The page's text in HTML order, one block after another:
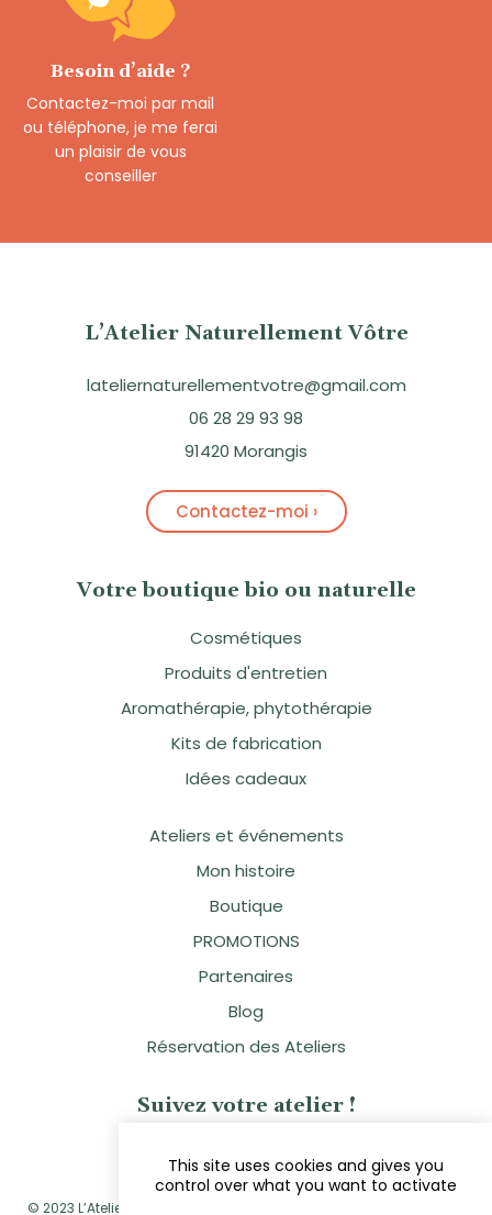
Besoin d’aide ?
Contactez-moi par mail
ou téléphone, je me ferai
un plaisir de vous
conseiller
L’Atelier Naturellement Vôtre
lateliernaturellementvotre@gmail.com
06 28 29 93 98
91420 Morangis
Contactez-moi ›
Votre boutique bio ou naturelle
Cosmétiques
Produits d'entretien
Aromathérapie, phytothérapie
Kits de fabrication
Idées cadeaux
Ateliers et événements
Mon histoire
Boutique
PROMOTIONS
Partenaires
Blog
Réservation des Ateliers
Suivez votre atelier !
© 2023 L’Atelier Naturellement Vôtre - Sandra Clavier - Réalisé par
This site uses cookies and gives you
control over what you want to activate